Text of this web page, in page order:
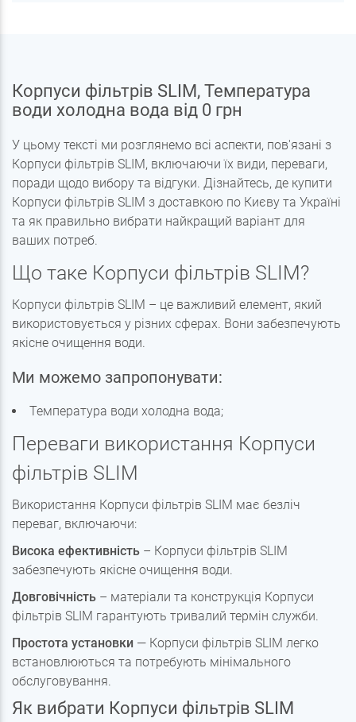
Корпуси фільтрів SLIM, Температура
води холодна вода від 0 грн
У цьому тексті ми розглянемо всі аспекти, пов'язані з
Корпуси фільтрів SLIM, включаючи їх види, переваги,
поради щодо вибору та відгуки. Дізнайтесь, де купити
Корпуси фільтрів SLIM з доставкою по Києву та Україні
та як правильно вибрати найкращий варіант для
ваших потреб.
Що таке Корпуси фільтрів SLIM?
Корпуси фільтрів SLIM – це важливий елемент, який
використовується у різних сферах. Вони забезпечують
якісне очищення води.
Ми можемо запропонувати:
Температура води холодна вода;
Переваги використання Корпуси
фільтрів SLIM
Використання Корпуси фільтрів SLIM має безліч
переваг, включаючи:
Висока ефективність – Корпуси фільтрів SLIM
забезпечують якісне очищення води.
Довговічність – матеріали та конструкція Корпуси
фільтрів SLIM гарантують тривалий термін служби.
Простота установки — Корпуси фільтрів SLIM легко
встановлюються та потребують мінімального
обслуговування.
Як вибрати Корпуси фільтрів SLIM